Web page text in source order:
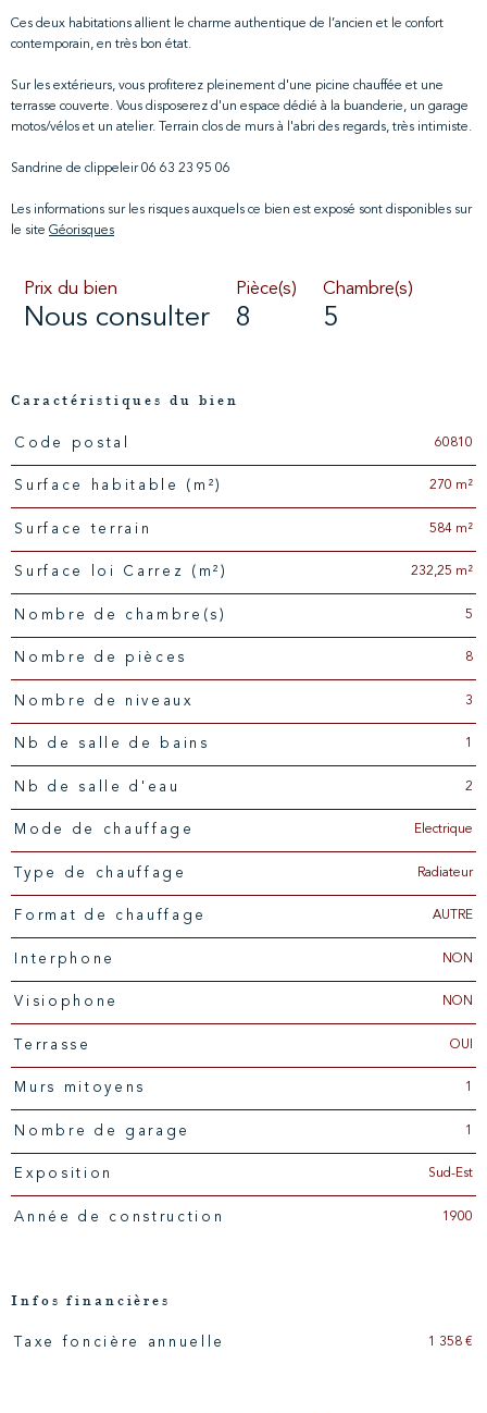
Ces deux habitations allient le charme authentique de l’ancien et le confort
contemporain, en très bon état.
Sur les extérieurs, vous profiterez pleinement d'une picine chauffée et une
terrasse couverte. Vous disposerez d'un espace dédié à la buanderie, un garage
motos/vélos et un atelier. Terrain clos de murs à l'abri des regards, très intimiste.
Sandrine de clippeleir 06 63 23 95 06
Les informations sur les risques auxquels ce bien est exposé sont disponibles sur
le site Géorisques
Prix du bien
Nous consulter
Pièce(s)
8
Chambre(s)
5
Caractéristiques du bien
Caractéristiques Valeurs
Code postal 60810
Surface habitable (m²) 270 m²
surface terrain 584 m²
Surface loi Carrez (m²) 232,25 m²
Nombre de chambre(s) 5
Nombre de pièces 8
Nombre de niveaux 3
Nb de salle de bains 1
Nb de salle d'eau 2
Mode de chauffage Electrique
Type de chauffage Radiateur
Format de chauffage AUTRE
Interphone NON
Visiophone NON
Terrasse OUI
Murs mitoyens 1
Nombre de garage 1
Exposition Sud-Est
Année de construction 1900
Infos financières
Caractéristiques Valeurs
Taxe foncière annuelle 1 358 €